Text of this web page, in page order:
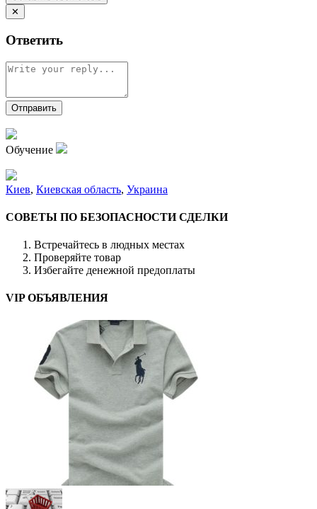
✕
Ответить
Обучение
Киев, Киевская область, Украина
СОВЕТЫ ПО БЕЗОПАСНОСТИ СДЕЛКИ
Встречайтесь в людных местах
Проверяйте товар
Избегайте денежной предоплаты
VIP ОБЪЯВЛЕНИЯ